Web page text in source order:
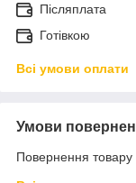
Післяплата
Готівкою
Всі умови оплати
Умови
Повернення товару